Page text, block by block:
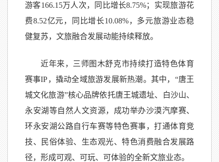
游客166.15万人次，同比增长8.75%；实现旅游花
费8.52亿元，同比增长10.08%，多元旅游业态稳
健复苏，文旅融合发展动能持续释放。
近年来，三师图木舒克市持续打造特色体育
赛事IP，撬动全域旅游发展新热潮。其中，“唐王
城文化旅游”核心品牌依托唐王城遗址、白沙山、
永安湖等自然人文资源，成功举办沙漠汽摩赛、
环永安湖公路自行车赛等特色赛事，打通体育竞
技、民俗体验、生态观光、特色消费融合发展路
径，形成可观、可玩、可体验的全新文旅业态。